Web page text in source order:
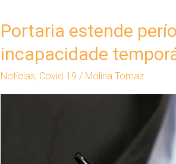
Portaria estende
incapacidade
Notícias, Covid-19 / Molina Tomaz
Portaria
período
de
antecipação